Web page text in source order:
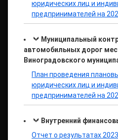
юридических лиц и
предпринимателей на
Муниципальный
автомобильных дорог
Виноградовского
План проведения
юридических лиц и
предпринимателей на
Внутренний
Отчет о результатах